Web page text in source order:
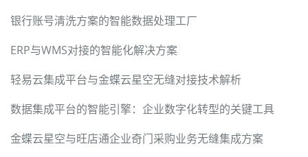
银行账号清洗方案的智能数据处理工厂
ERP与WMS对接的智能化解决方案
轻易云集成平台与金蝶云星空无缝对接技术解析
数据集成平台的智能引擎：企业数字化转型的关键工具
金蝶云星空与旺店通企业奇门采购业务无缝集成方案